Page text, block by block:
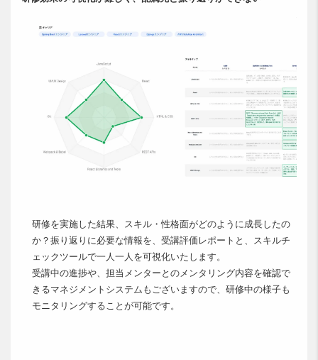
研修を実施した結果、スキル・性格面がどのように成長したの
か？振り返りに必要な情報を、受講評価レポートと、スキルチ
ェックツールで一人一人を可視化いたします。
受講中の進捗や、担当メンターとのメンタリング内容を確認で
きるマネジメントシステムもございますので、研修中の様子も
モニタリングすることが可能です。